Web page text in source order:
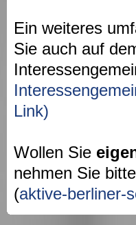
Ein weiteres
Sie auch auf
Link)
Wollen Sie
nehmen Sie
(aktive-berliner-